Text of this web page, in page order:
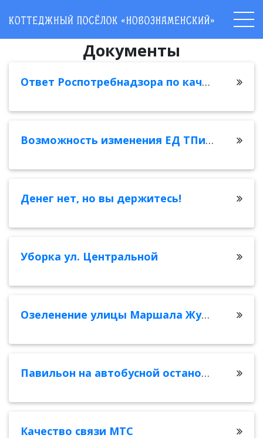
Документы
Ответ Роспотребнадзора по качеству воды
Возможность изменения ЕД ТПиГЗ для участков менее 600 кв.м
Денег нет, но вы держитесь!
Уборка ул. Центральной
Озеленение улицы Маршала Жукова
Павильон на автобусной остановке «Малахитовая»
Качество связи МТС